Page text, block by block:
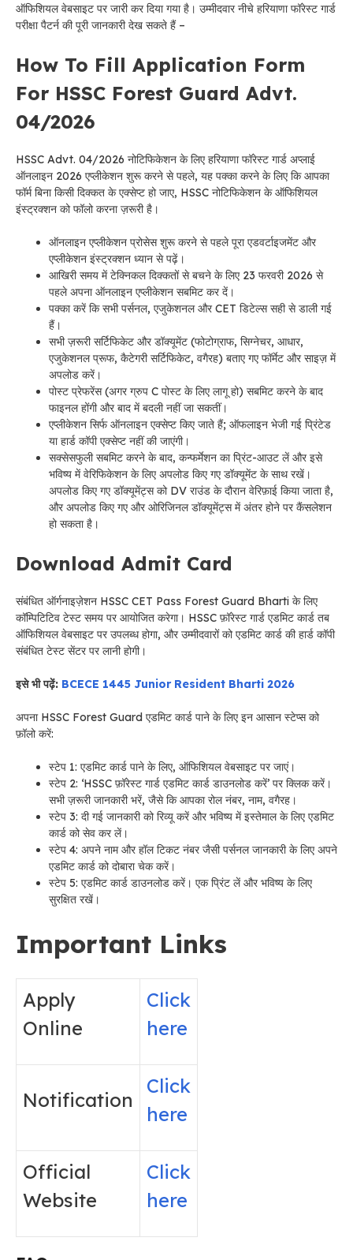
ऑफिशियल वेबसाइट पर जारी कर दिया गया है। उम्मीदवार नीचे हरियाणा फॉरेस्ट गार्ड
परीक्षा पैटर्न की पूरी जानकारी देख सकते हैं –
How To Fill Application Form
For HSSC Forest Guard Advt.
04/2026
HSSC Advt. 04/2026 नोटिफिकेशन के लिए हरियाणा फॉरेस्ट गार्ड अप्लाई
ऑनलाइन 2026 एप्लीकेशन शुरू करने से पहले, यह पक्का करने के लिए कि आपका
फॉर्म बिना किसी दिक्कत के एक्सेप्ट हो जाए, HSSC नोटिफिकेशन के ऑफिशियल
इंस्ट्रक्शन को फॉलो करना ज़रूरी है।
ऑनलाइन एप्लीकेशन प्रोसेस शुरू करने से पहले पूरा एडवर्टाइजमेंट और
एप्लीकेशन इंस्ट्रक्शन ध्यान से पढ़ें।
आखिरी समय में टेक्निकल दिक्कतों से बचने के लिए 23 फरवरी 2026 से
पहले अपना ऑनलाइन एप्लीकेशन सबमिट कर दें।
पक्का करें कि सभी पर्सनल, एजुकेशनल और CET डिटेल्स सही से डाली गई
हैं।
सभी ज़रूरी सर्टिफिकेट और डॉक्यूमेंट (फोटोग्राफ, सिग्नेचर, आधार,
एजुकेशनल प्रूफ, कैटेगरी सर्टिफिकेट, वगैरह) बताए गए फॉर्मेट और साइज़ में
अपलोड करें।
पोस्ट प्रेफरेंस (अगर ग्रुप C पोस्ट के लिए लागू हो) सबमिट करने के बाद
फाइनल होंगी और बाद में बदली नहीं जा सकतीं।
एप्लीकेशन सिर्फ ऑनलाइन एक्सेप्ट किए जाते हैं; ऑफलाइन भेजी गई प्रिंटेड
या हार्ड कॉपी एक्सेप्ट नहीं की जाएंगी।
सक्सेसफुली सबमिट करने के बाद, कन्फर्मेशन का प्रिंट-आउट लें और इसे
भविष्य में वेरिफिकेशन के लिए अपलोड किए गए डॉक्यूमेंट के साथ रखें।
अपलोड किए गए डॉक्यूमेंट्स को DV राउंड के दौरान वेरिफ़ाई किया जाता है,
और अपलोड किए गए और ओरिजिनल डॉक्यूमेंट्स में अंतर होने पर कैंसलेशन
हो सकता है।
Download Admit Card
संबंधित ऑर्गनाइज़ेशन HSSC CET Pass Forest Guard Bharti के लिए
कॉम्पिटिटिव टेस्ट समय पर आयोजित करेगा। HSSC फ़ॉरेस्ट गार्ड एडमिट कार्ड तब
ऑफिशियल वेबसाइट पर उपलब्ध होगा, और उम्मीदवारों को एडमिट कार्ड की हार्ड कॉपी
संबंधित टेस्ट सेंटर पर लानी होगी।
इसे भी पढ़ें: BCECE 1445 Junior Resident Bharti 2026
अपना HSSC Forest Guard एडमिट कार्ड पाने के लिए इन आसान स्टेप्स को
फ़ॉलो करें:
स्टेप 1: एडमिट कार्ड पाने के लिए, ऑफिशियल वेबसाइट पर जाएं।
स्टेप 2: ‘HSSC फ़ॉरेस्ट गार्ड एडमिट कार्ड डाउनलोड करें’ पर क्लिक करें।
सभी ज़रूरी जानकारी भरें, जैसे कि आपका रोल नंबर, नाम, वगैरह।
स्टेप 3: दी गई जानकारी को रिव्यू करें और भविष्य में इस्तेमाल के लिए एडमिट
कार्ड को सेव कर लें।
स्टेप 4: अपने नाम और हॉल टिकट नंबर जैसी पर्सनल जानकारी के लिए अपने
एडमिट कार्ड को दोबारा चेक करें।
स्टेप 5: एडमिट कार्ड डाउनलोड करें। एक प्रिंट लें और भविष्य के लिए
सुरक्षित रखें।
Important Links
Apply
Online
Click
here
Notification
Click
here
Official
Website
Click
here